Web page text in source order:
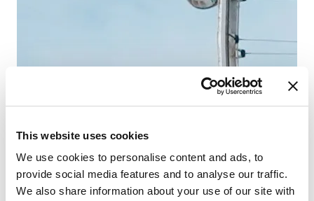
This website uses cookies
We use cookies to personalise content and ads, to
provide social media features and to analyse our traffic.
We also share information about your use of our site with